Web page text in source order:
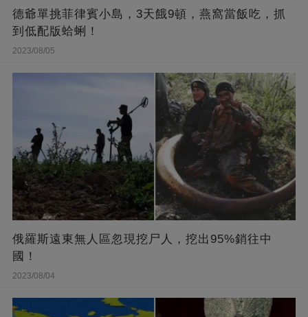
德爺單挑菲律賓小島，3天餓9頓，燕窩當飯吃，抓
到低配版蛤蜊！
2023/08/05
俄羅斯遠東無人區忽現挖尸人，挖出95%銷往中
國！
2023/08/04